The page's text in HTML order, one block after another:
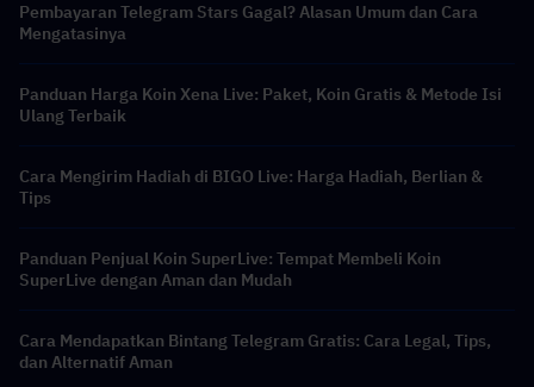
Pembayaran Telegram Stars Gagal? Alasan Umum dan Cara
Mengatasinya
Panduan Harga Koin Xena Live: Paket, Koin Gratis & Metode Isi
Ulang Terbaik
Cara Mengirim Hadiah di BIGO Live: Harga Hadiah, Berlian &
Tips
Panduan Penjual Koin SuperLive: Tempat Membeli Koin
SuperLive dengan Aman dan Mudah
Cara Mendapatkan Bintang Telegram Gratis: Cara Legal, Tips,
dan Alternatif Aman